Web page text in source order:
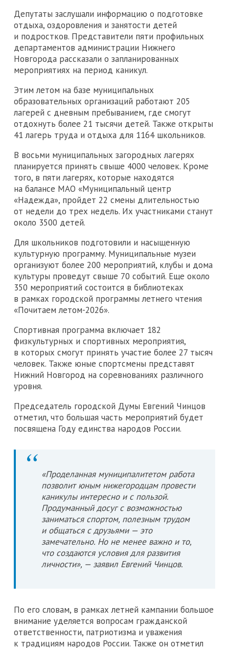
Депутаты заслушали информацию о подготовке
отдыха, оздоровления и занятости детей
и подростков. Представители пяти профильных
департаментов администрации Нижнего
Новгорода рассказали о запланированных
мероприятиях на период каникул.
Этим летом на базе муниципальных
образовательных организаций работают 205
лагерей с дневным пребыванием, где смогут
отдохнуть более 21 тысячи детей. Также открыты
41 лагерь труда и отдыха для 1164 школьников.
В восьми муниципальных загородных лагерях
планируется принять свыше 4000 человек. Кроме
того, в пяти лагерях, которые находятся
на балансе МАО «Муниципальный центр
«Надежда», пройдет 22 смены длительностью
от недели до трех недель. Их участниками станут
около 3500 детей.
Для школьников подготовили и насыщенную
культурную программу. Муниципальные музеи
организуют более 200 мероприятий, клубы и дома
культуры проведут свыше 70 событий. Еще около
350 мероприятий состоится в библиотеках
в рамках городской программы летнего чтения
«Почитаем летом-2026».
Спортивная программа включает 182
физкультурных и спортивных мероприятия,
в которых смогут принять участие более 27 тысяч
человек. Также юные спортсмены представят
Нижний Новгород на соревнованиях различного
уровня.
Председатель городской Думы Евгений Чинцов
отметил, что большая часть мероприятий будет
посвящена Году единства народов России.
«Проделанная муниципалитетом работа
позволит юным нижегородцам провести
каникулы интересно и с пользой.
Продуманный досуг с возможностью
заниматься спортом, полезным трудом
и общаться с друзьями — это
замечательно. Но не менее важно и то,
что создаются условия для развития
личности», — заявил Евгений Чинцов.
По его словам, в рамках летней кампании большое
внимание уделяется вопросам гражданской
ответственности, патриотизма и уважения
к традициям народов России. Также он отметил